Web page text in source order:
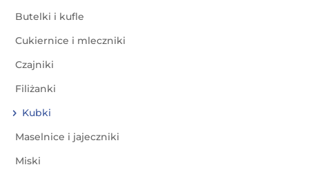
Butelki i kufle
Cukiernice i mleczniki
Czajniki
Filiżanki
Kubki
Maselnice i jajeczniki
Miski